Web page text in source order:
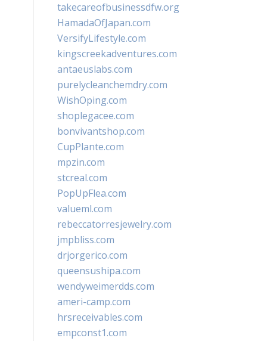
takecareofbusinessdfw.org
HamadaOfJapan.com
VersifyLifestyle.com
kingscreekadventures.com
antaeuslabs.com
purelycleanchemdry.com
WishOping.com
shoplegacee.com
bonvivantshop.com
CupPlante.com
mpzin.com
stcreal.com
PopUpFlea.com
valueml.com
rebeccatorresjewelry.com
jmpbliss.com
drjorgerico.com
queensushipa.com
wendyweimerdds.com
ameri-camp.com
hrsreceivables.com
empconst1.com